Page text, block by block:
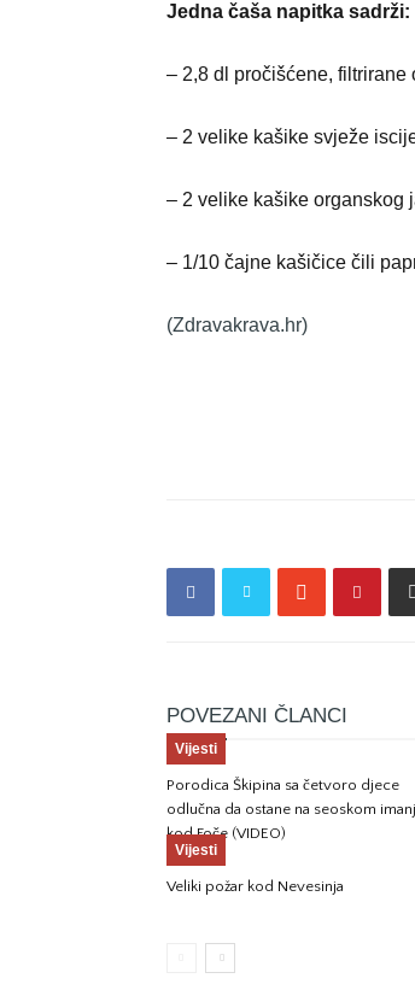
Jedna čaša napitka sadrži:
– 2,8 dl pročišćene, filtrirane
– 2 velike kašike svježe
– 2 velike kašike organskog
– 1/10 čajne kašičice čili
(Zdravakrava.hr)
POVEZANI ČLANCI
Vijesti
Porodica Škipina sa četvoro djece
odlučna da ostane na seoskom
kod Foče (VIDEO)
Vijesti
Veliki požar kod Nevesinja